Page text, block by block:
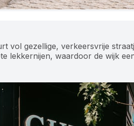
vol gezellige, verkeersvrije
lekkernijen, waardoor de wijk